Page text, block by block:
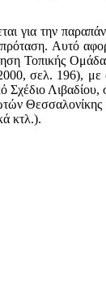
για την
Αυτό
Τοπικής
σελ. 196), με
Σχέδιο
κτλ.).